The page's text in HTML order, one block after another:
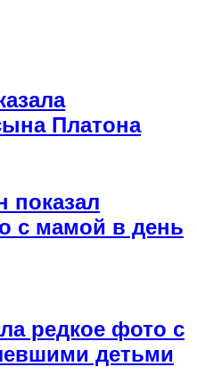
Платона
показал
с мамой в день
редкое фото с
детьми